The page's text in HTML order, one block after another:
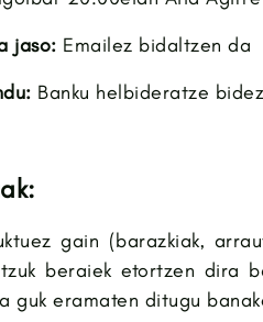
jaso: Emailez bidaltzen da
Banku helbideratze
gain (barazkiak,
beraiek etortzen dira
guk eramaten ditugu